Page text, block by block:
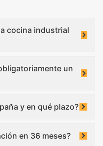
cocina industrial
un
y en qué plazo?
en 36 meses?